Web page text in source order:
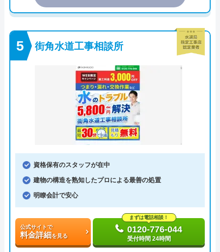
街角水道工事相談所
資格保有のスタッフが在中
建物の構造を熟知したプロによる最善の処置
明瞭会計で安心
公式サイトで
料金詳細を見る
まずは電話相談！
0120-776-044
受付時間 24時間